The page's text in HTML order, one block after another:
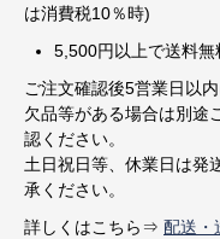
は消費税10％時)
5,500円以上で送料
ご注文確認後5営業日以
欠品等がある場合は別途
認ください。
土日祝日等、休業日は発
承ください。
詳しくはこちら⇒ 配送・